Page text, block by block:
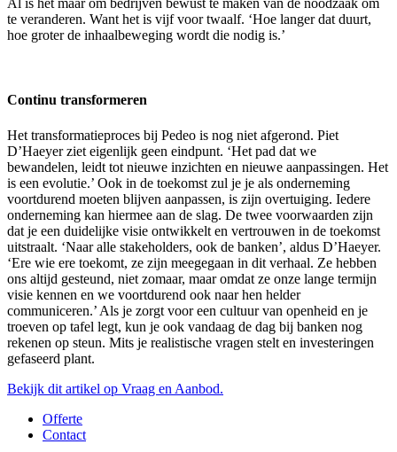
Al is het maar om bedrijven bewust te maken van de noodzaak om
te veranderen. Want het is vijf voor twaalf. ‘Hoe langer dat duurt,
hoe groter de inhaalbeweging wordt die nodig is.’
Continu transformeren
Het transformatieproces bij Pedeo is nog niet afgerond. Piet
D’Haeyer ziet eigenlijk geen eindpunt. ‘Het pad dat we
bewandelen, leidt tot nieuwe inzichten en nieuwe aanpassingen. Het
is een evolutie.’ Ook in de toekomst zul je je als onderneming
voortdurend moeten blijven aanpassen, is zijn overtuiging. Iedere
onderneming kan hiermee aan de slag. De twee voorwaarden zijn
dat je een duidelijke visie ontwikkelt en vertrouwen in de toekomst
uitstraalt. ‘Naar alle stakeholders, ook de banken’, aldus D’Haeyer.
‘Ere wie ere toekomt, ze zijn meegegaan in dit verhaal. Ze hebben
ons altijd gesteund, niet zomaar, maar omdat ze onze lange termijn
visie kennen en we voortdurend ook naar hen helder
communiceren.’ Als je zorgt voor een cultuur van openheid en je
troeven op tafel legt, kun je ook vandaag de dag bij banken nog
rekenen op steun. Mits je realistische vragen stelt en investeringen
gefaseerd plant.
Bekijk dit artikel op Vraag en Aanbod.
Offerte
Contact